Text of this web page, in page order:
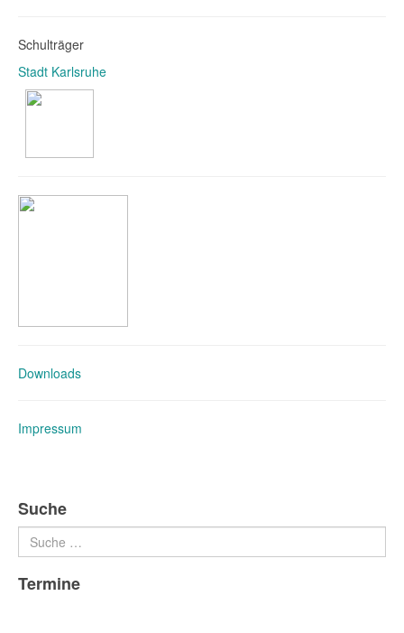
Schulträger
Stadt Karlsruhe
Downloads
Impressum
Suche
Suchen
Termine